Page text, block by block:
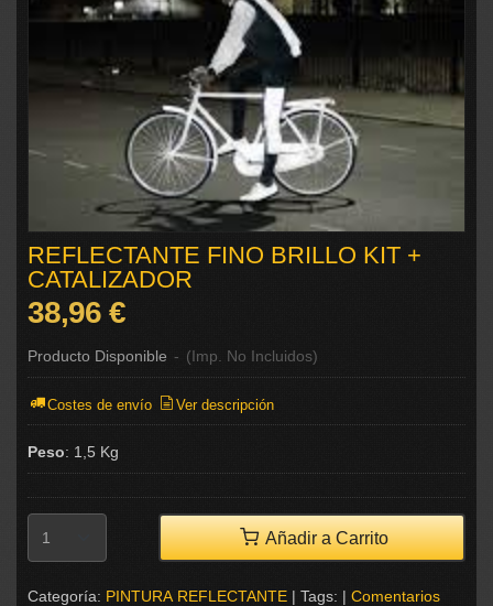
REFLECTANTE FINO BRILLO KIT +
CATALIZADOR
38,96 €
Producto Disponible - (Imp. No Incluidos)
Costes de envío Ver descripción
Peso: 1,5 Kg
Añadir a Carrito
Categoría: PINTURA REFLECTANTE | Tags: | Comentarios